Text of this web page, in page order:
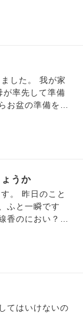
体調が戻った
えに戻そうと
なんだかすっ
方の読経を流
いなと考えて
がら２９にも
授いただける
ことがないの
我が家
が率先して準備
お盆の準備をし
も簡易的ではあ
忘れてしまった
いました。また
絵が書いてある
ていたかもわか
いていたので、
ているのです
うか
こと
ふと一瞬です
香のにおい？」
たので、気のせ
みましたが何も
時期、鍋に入っ
間、自分に向か
てはいけないの